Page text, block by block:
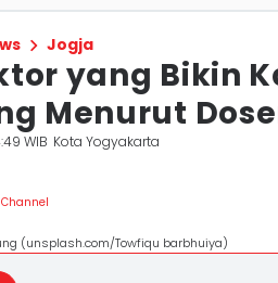
Jogja
yang Bikin
Menurut
WIB Kota Yogyakarta
Channel
(unsplash.com/Towfiqu barbhuiya)